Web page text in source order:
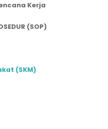
Kerja
(SOP)
(SKM)